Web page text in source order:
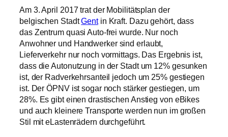
dass die Autonutzung in der Stadt um 12% gesunken
ist, der Radverkehrsanteil jedoch um 25% gestiegen
ist. Der ÖPNV ist sogar noch stärker gestiegen, um
28%. Es gibt einen drastischen Anstieg von eBikes
und auch kleinere Transporte werden nun im großen
Stil mit eLastenrädern durchgeführt.
Mehr darüber imTeil 11 der Serie „Sauber durch die
Stadt“ der Zeit.
In Stuttgart hingegen gibt es jedes Mal wieder einen
großen Aufschrei, wenn für eine „Auto-frei“Demo die